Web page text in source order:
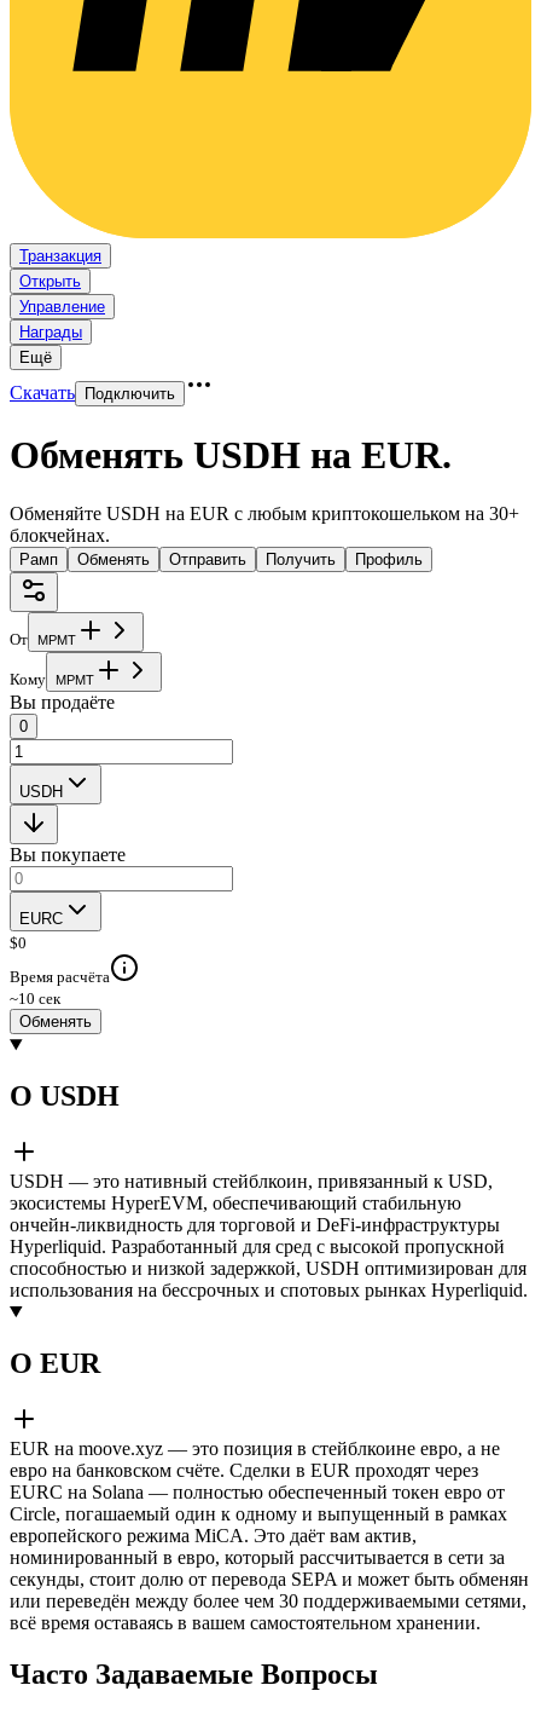
Транзакция
Открыть
Управление
Награды
Ещё
Скачать Подключить
Обменять USDH на EUR.
Обменяйте USDH на EUR с любым криптокошельком на 30+
блокчейнах.
Рамп Обменять Отправить Получить Профиль
От MPMT
Кому MPMT
Вы продаёте
0
USDH
Вы покупаете
EURC
$0
Время расчёта
~10 сек
Обменять
О USDH
USDH — это нативный стейблкоин, привязанный к USD,
экосистемы HyperEVM, обеспечивающий стабильную
ончейн-ликвидность для торговой и DeFi-инфраструктуры
Hyperliquid. Разработанный для сред с высокой пропускной
способностью и низкой задержкой, USDH оптимизирован для
использования на бессрочных и спотовых рынках Hyperliquid.
О EUR
EUR на moove.xyz — это позиция в стейблкоине евро, а не
евро на банковском счёте. Сделки в EUR проходят через
EURC на Solana — полностью обеспеченный токен евро от
Circle, погашаемый один к одному и выпущенный в рамках
европейского режима MiCA. Это даёт вам актив,
номинированный в евро, который рассчитывается в сети за
секунды, стоит долю от перевода SEPA и может быть обменян
или переведён между более чем 30 поддерживаемыми сетями,
всё время оставаясь в вашем самостоятельном хранении.
Часто Задаваемые Вопросы